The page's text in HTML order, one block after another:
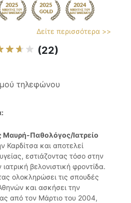
Δείτε περισσότερα >>
(22)
τηλεφώνου
Μαυρή-Παθολόγος/Ιατρείο
Καρδίτσα και αποτελεί
εστιάζοντας τόσο στην
βελονιστική φροντίδα.
ολοκληρώσει τις σπουδές
και ασκήσει την
από τον Μάρτιο του 2004,